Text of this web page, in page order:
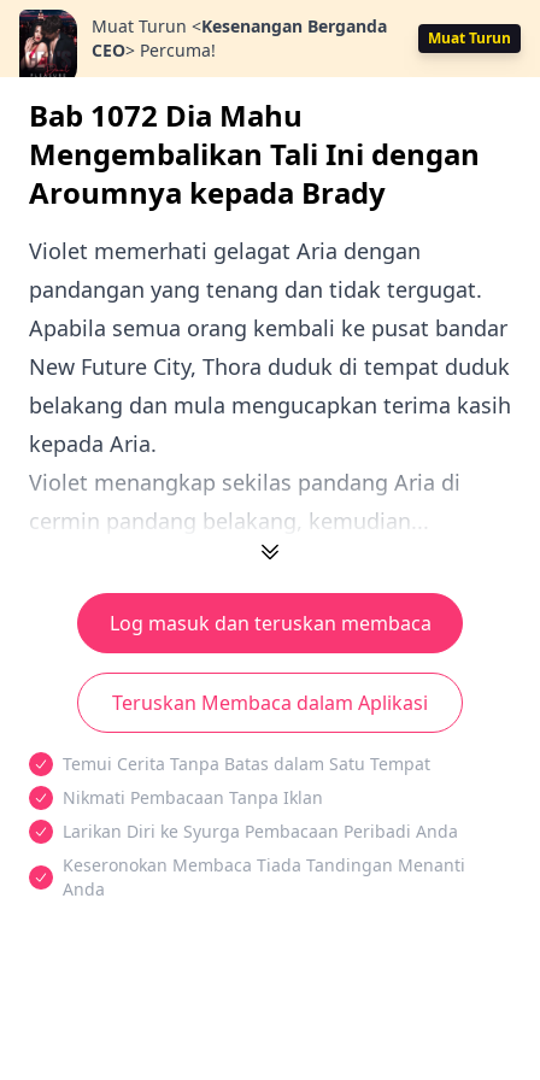
Muat Turun <Kesenangan Berganda
CEO> Percuma!
Muat Turun
Bab 1072 Dia Mahu
Mengembalikan Tali Ini dengan
Aroumnya kepada Brady
Violet memerhati gelagat Aria dengan
pandangan yang tenang dan tidak tergugat.
Apabila semua orang kembali ke pusat bandar
New Future City, Thora duduk di tempat duduk
belakang dan mula mengucapkan terima kasih
kepada Aria.
Violet menangkap sekilas pandang Aria di
cermin pandang belakang, kemudian...
Log masuk dan teruskan membaca
Teruskan Membaca dalam Aplikasi
Temui Cerita Tanpa Batas dalam Satu Tempat
Nikmati Pembacaan Tanpa Iklan
Larikan Diri ke Syurga Pembacaan Peribadi Anda
Keseronokan Membaca Tiada Tandingan Menanti
Anda